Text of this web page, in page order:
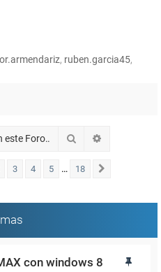
, ruben.garcia45,
Buscar
18
3 4 5 … 18
con windows 8